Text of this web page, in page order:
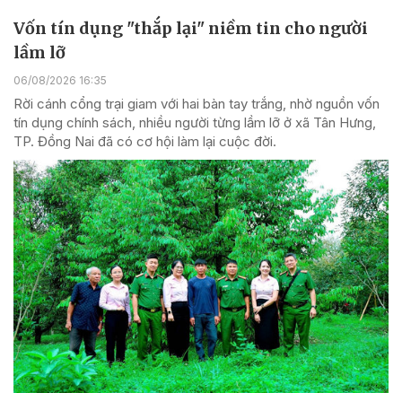
Vốn tín dụng "thắp lại" niềm tin cho người
lầm lỡ
06/08/2026 16:35
Rời cánh cổng trại giam với hai bàn tay trắng, nhờ nguồn vốn
tín dụng chính sách, nhiều người từng lầm lỡ ở xã Tân Hưng,
TP. Đồng Nai đã có cơ hội làm lại cuộc đời.